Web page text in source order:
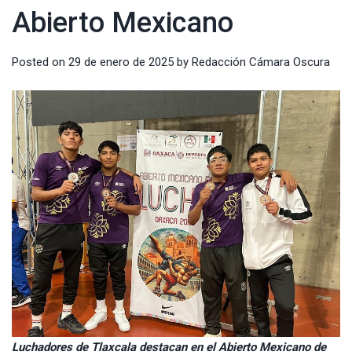
Abierto Mexicano
Posted on 29 de enero de 2025 by Redacción Cámara Oscura
Luchadores de Tlaxcala destacan en el Abierto Mexicano de